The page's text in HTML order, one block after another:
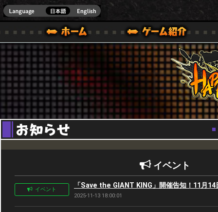
Youtube
ONE VER.]
ガイド
ル｜HAPPY WARS(ハッピーウォーズ)公式サイト [ XBOX 360,XBOX ONE VER.]
サポート | HAPPY WARS(ハッピーウォーズ)公式サイ
イベント
イベント 「Save the GIANT KING」開催告知！11月
2025-11-13 18:00:01